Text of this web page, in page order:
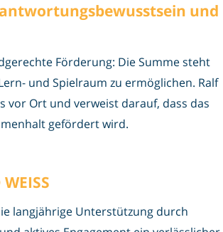
und
Förderung: Die Summe steht
und Spielraum zu ermöglichen. Ralf
vor Ort und verweist darauf, dass das
gefördert wird.
langjährige Unterstützung durch